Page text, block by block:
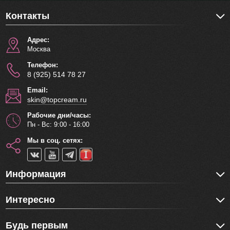
Состав:Aqua, Glycerin, Chondrus Crispus
(Carrageenan), Butylene Glycol, Ceratonia Siliqua Gum,
Dipropylene Glycol, Xanthan Gum, Allantoin,
Phenoxyethanol, PEG-60 Hydrogenated Castor Oil,
Methylparaben, Carbon Black, Arbutin, Disodium EDTA,
Fluorphlogopite, Propylene Glycol, Calcium lactate, Ricinus
Communis (Castor) Seed Oil, Snail Secretion Filtrate,
Ceteth-25, Titanium Dioxide, Sodium Hyaluronate, 1,2-
Hexanediol, Hydrolyzed Collagen, Gold.
Контакты
Адрес:
Москва
Телефон:
8 (925) 514 78 27
Email:
skin@topcream.ru
Рабочие дни/часы:
Пн - Вс: 9:00 - 16:00
Мы в соц. сетях:
Информация
Интересно
Будь первым